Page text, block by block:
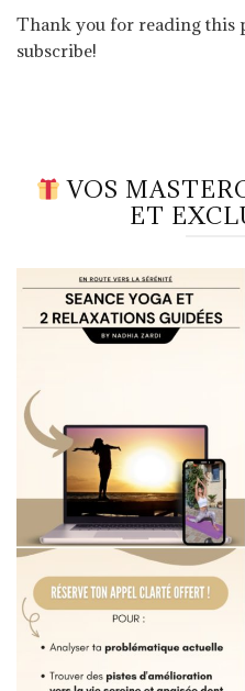
Thank you for reading this
subscribe!
VOS
ET